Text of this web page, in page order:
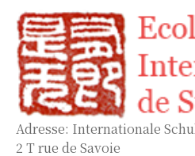
Adresse: Internationale
2 T rue de Savoie